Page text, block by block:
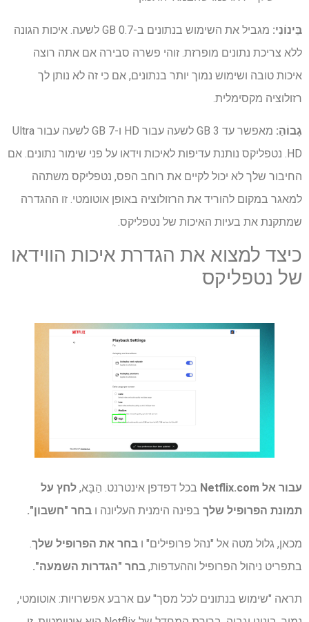
בֵּינוֹנִי:
מגביל את השימוש בנתונים ב-0.7 GB לשעה. איכות הגונה
ללא צריכת נתונים מופרזת. זוהי פשרה סבירה אם אתה רוצה
איכות טובה ושימוש נמוך יותר בנתונים, אם כי זה לא נותן לך
רזולוציה מקסימלית.
גָבוֹהַ:
מאפשר עד 3 GB לשעה עבור HD ו-7 GB לשעה עבור Ultra
HD. נטפליקס נותנת עדיפות לאיכות וידאו על פני שימור נתונים. אם
החיבור שלך לא יכול לקיים את רוחב הפס, נטפליקס משתהה
למאגר במקום להוריד את הרזולוציה באופן אוטומטי. זו ההגדרה
שמתקנת את בעיות האיכות של נטפליקס.
כיצד למצוא את הגדרת איכות הווידאו
של נטפליקס
עבור אל Netflix.com בכל דפדפן אינטרנט. הַבָּא, לחץ על
תמונת הפרופיל שלך בפינה הימנית העליונה ו בחר "חשבון".
מכאן, גלול מטה אל "נהל פרופילים" ו בחר את הפרופיל שלך
בתפריט ניהול הפרופיל וההעדפות, בחר "הגדרות השמעה".
תראה "שימוש בנתונים לכל מסך" עם ארבע אפשרויות: אוטומטי,